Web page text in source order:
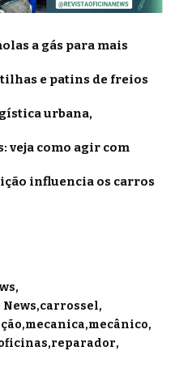
a gás para mais
e patins de freios
urbana,
veja como agir com
influencia os carros
carrossel
mecanica mecânico
reparador